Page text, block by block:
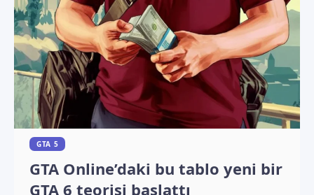
GTA 5
GTA Online’daki bu tablo yeni bir
GTA 6 teorisi başlattı